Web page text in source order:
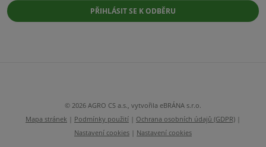
zpracováním
osobních
PŘIHLÁSIT SE K ODBĚRU
© 2026 AGRO CS a.s., vytvořila eBRÁNA s.r.o.
Mapa stránek | Podmínky použití | Ochrana osobních údajů (GDPR) |
Nastavení cookies | Nastavení cookies